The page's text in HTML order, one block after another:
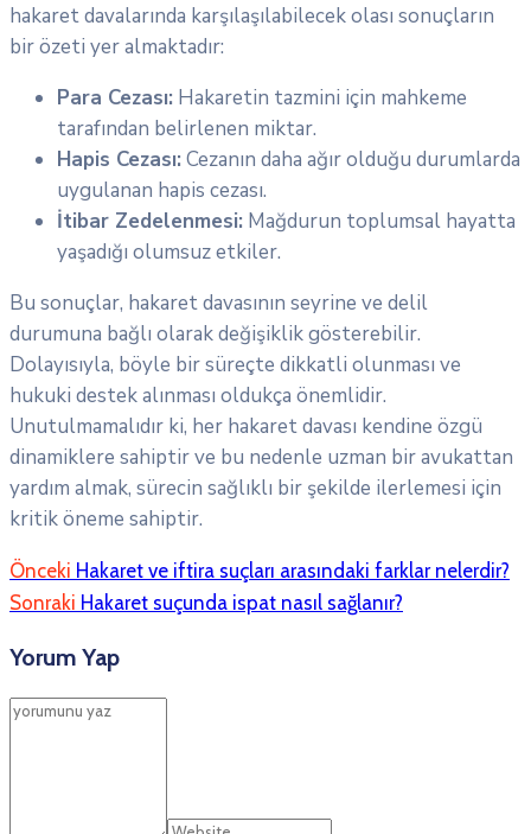
hakaret davalarında karşılaşılabilecek olası sonuçların
bir özeti yer almaktadır:
Para Cezası: Hakaretin tazmini için mahkeme
tarafından belirlenen miktar.
Hapis Cezası: Cezanın daha ağır olduğu durumlarda
uygulanan hapis cezası.
İtibar Zedelenmesi: Mağdurun toplumsal hayatta
yaşadığı olumsuz etkiler.
Bu sonuçlar, hakaret davasının seyrine ve delil
durumuna bağlı olarak değişiklik gösterebilir.
Dolayısıyla, böyle bir süreçte dikkatli olunması ve
hukuki destek alınması oldukça önemlidir.
Unutulmamalıdır ki, her hakaret davası kendine özgü
dinamiklere sahiptir ve bu nedenle uzman bir avukattan
yardım almak, sürecin sağlıklı bir şekilde ilerlemesi için
kritik öneme sahiptir.
Önceki Hakaret ve iftira suçları arasındaki farklar nelerdir?
Sonraki Hakaret suçunda ispat nasıl sağlanır?
Yorum Yap